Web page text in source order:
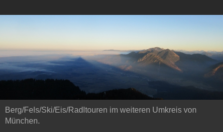
Berg/Fels/Ski/Eis/Radltouren im weiteren Umkreis von
München.